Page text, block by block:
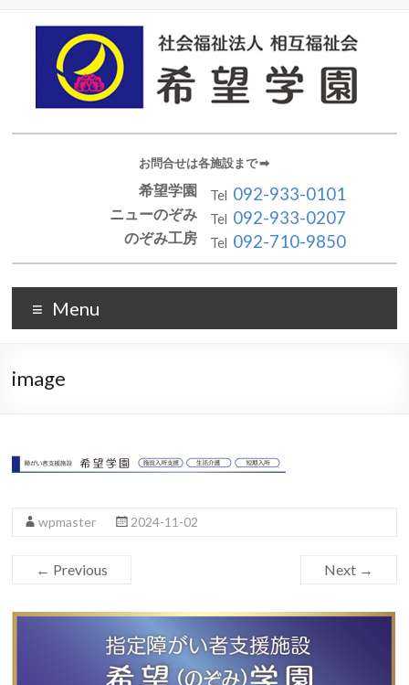
お問合せは各施設まで ➡︎
希望学園Tel 092-933-0101
ニューのぞみTel 092-933-0207
のぞみ工房Tel 092-710-9850
Menu
image
wpmaster 2024-11-02
← Previous Next →